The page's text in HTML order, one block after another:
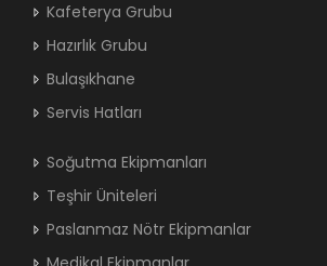
Kafeterya Grubu
Hazırlık Grubu
Bulaşıkhane
Servis Hatları
Soğutma Ekipmanları
Teşhir Üniteleri
Paslanmaz Nötr Ekipmanlar